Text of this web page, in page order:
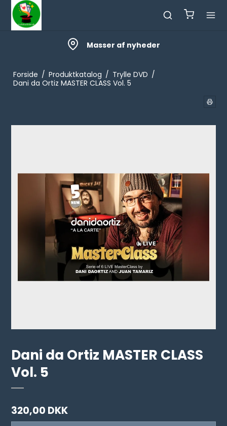
Masser af nyheder
Forside / Produktkatalog / Trylle DVD /
Dani da Ortiz MASTER CLASS Vol. 5
Dani da Ortiz MASTER CLASS
Vol. 5
320,00 DKK